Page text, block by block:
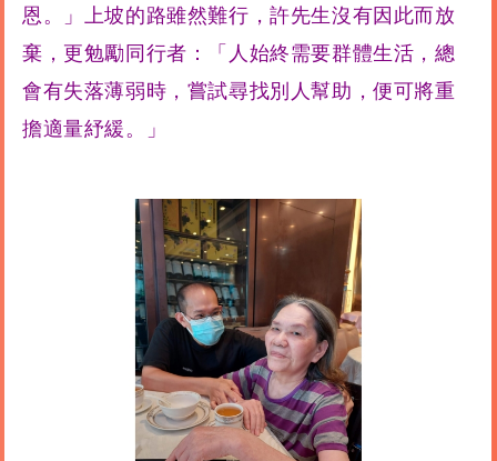
恩。」上坡的路雖然難行，許先生沒有因此而放
棄，更勉勵同行者：「人始終需要群體生活，總
會有失落薄弱時，嘗試尋找別人幫助，便可將重
擔適量紓緩。」